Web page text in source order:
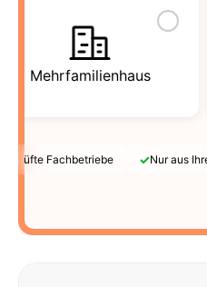
Mehrfamilienhaus
Fachbetriebe ✓Nur aus